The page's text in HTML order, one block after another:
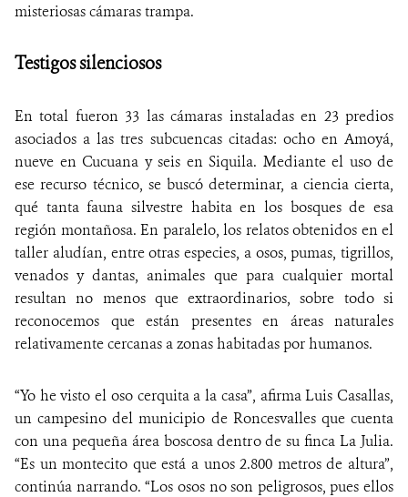
misteriosas cámaras trampa.
Testigos silenciosos
En total fueron 33 las cámaras instaladas en 23 predios
asociados a las tres subcuencas citadas: ocho en Amoyá,
nueve en Cucuana y seis en Siquila. Mediante el uso de
ese recurso técnico, se buscó determinar, a ciencia cierta,
qué tanta fauna silvestre habita en los bosques de esa
región montañosa. En paralelo, los relatos obtenidos en el
taller aludían, entre otras especies, a osos, pumas, tigrillos,
venados y dantas, animales que para cualquier mortal
resultan no menos que extraordinarios, sobre todo si
reconocemos que están presentes en áreas naturales
relativamente cercanas a zonas habitadas por humanos.
“Yo he visto el oso cerquita a la casa”, afirma Luis Casallas,
un campesino del municipio de Roncesvalles que cuenta
con una pequeña área boscosa dentro de su finca La Julia.
“Es un montecito que está a unos 2.800 metros de altura”,
continúa narrando. “Los osos no son peligrosos, pues ellos